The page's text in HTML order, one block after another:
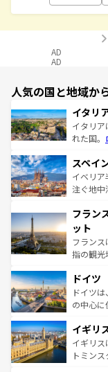
AD
AD
人気の国と地域か
イタリ
イタリ
れた国。
ろん、ト
景など
ピザやパ
ませてく
なお、新
しい。
スペイ
イベリ
注ぐ地中
文化が根
れる闘牛
る。首
アートに
せる。
ンテンツ
フラン
ット
フラン
指の観光
で、幅
聖堂、
から魅
いる。シ
香り高
らに、
ドイツ
ドイツ
の中心
顔を持つ
ルリン
してラ
イギリ
イギリ
トミン